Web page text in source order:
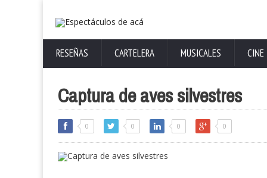
RESEÑAS CARTELERA MUSICALES CINE
Captura de aves silvestres
0 0 0 0